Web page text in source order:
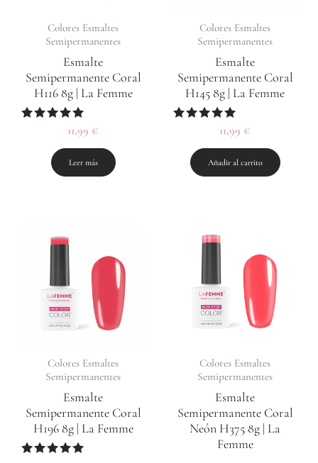
Colores Esmaltes
Semipermanentes
Esmalte
Semipermanente Coral
H116 8g | La Femme
Valorado
5.00
de 5
11,99 €
Leer más
Colores Esmaltes
Semipermanentes
Esmalte
Semipermanente Coral
H145 8g | La Femme
Valorado
5.00
de 5
11,99 €
Añadir al carrito
Colores Esmaltes
Semipermanentes
Esmalte
Semipermanente Coral
H196 8g | La Femme
Colores Esmaltes
Semipermanentes
Esmalte
Semipermanente Coral
Neón H375 8g | La
Femme